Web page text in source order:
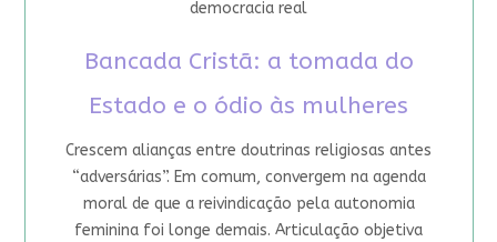
democracia real
Bancada Cristã: a tomada do
Estado e o ódio às mulheres
Crescem alianças entre doutrinas religiosas antes
“adversárias”. Em comum, convergem na agenda
moral de que a reivindicação pela autonomia
feminina foi longe demais. Articulação objetiva